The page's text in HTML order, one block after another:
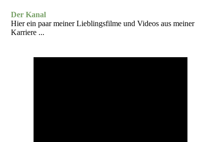
Der Kanal
Hier ein paar meiner Lieblingsfilme und Videos aus meiner
Karriere ...